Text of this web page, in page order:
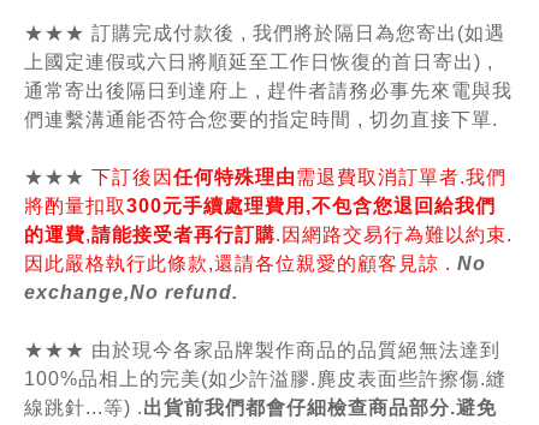
★★★ 訂購完成付款後 , 我們將於隔日為您寄出(如遇
上國定連假或六日將順延至工作日恢復的首日寄出) ,
通常寄出後隔日到達府上 , 趕件者請務必事先來電與我
們連繫溝通能否符合您要的指定時間 , 切勿直接下單.
★★★ 下訂後因 任何特殊理由需退費取消訂單者.我們
將酌量扣取300元手續處理費用,不包含您退回給我們
的運費,請能接受者再行訂購.因網路交易行為難以約束.
因此嚴格執行此條款,還請各位親愛的顧客見諒 . No
exchange,No refund.
★★★ 由於現今各家品牌製作商品的品質絕無法達到
100%品相上的完美(如少許溢膠.麂皮表面些許擦傷.縫
線跳針...等) .出貨前我們都會仔細檢查商品部分.避免